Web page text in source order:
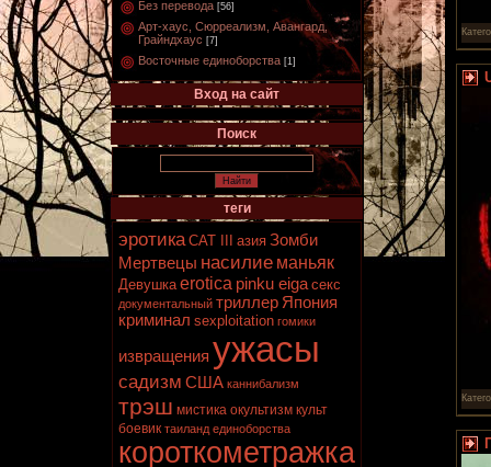
Без перевода [56]
Арт-хаус, Сюрреализм, Авангард,
Грайндхаус [7]
Восточные единоборства [1]
Вход на сайт
Поиск
теги
эротика CAT III азия Зомби
Мертвецы насилие маньяк
Девушка erotica pinku eiga секс
документальный триллер Япония
криминал sexploitation гомики
извращения ужасы
садизм США каннибализм
трэш мистика окультизм культ
боевик таиланд единоборства
короткометражка